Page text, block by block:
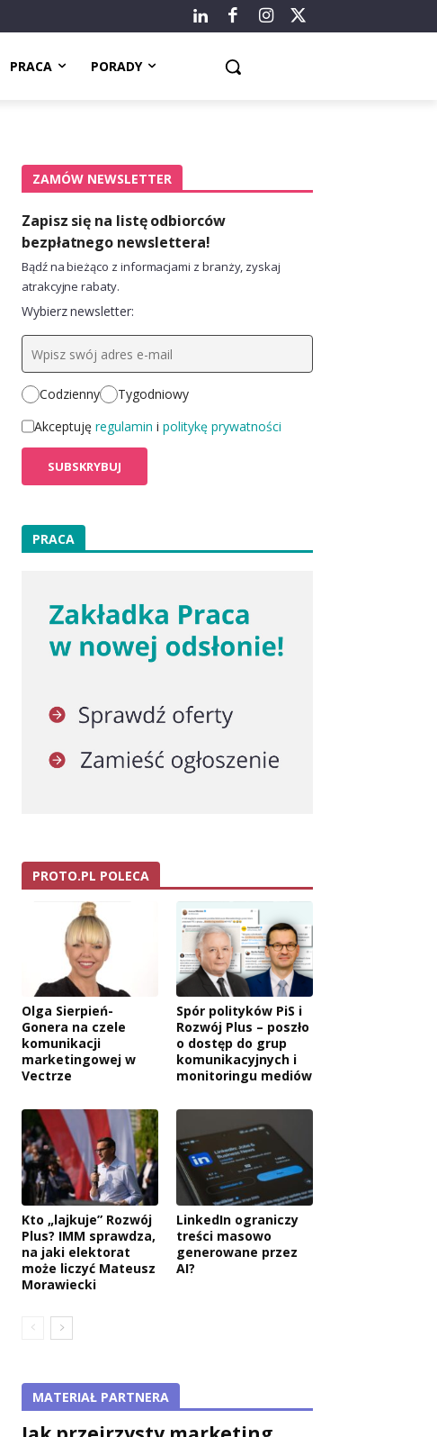
PRACA PORADY
ZAMÓW NEWSLETTER
Zapisz się na listę odbiorców
bezpłatnego newslettera!
Bądź na bieżąco z informacjami z branży, zyskaj
atrakcyjne rabaty.
Wybierz newsletter:
Codzienny
Tygodniowy
Akceptuję regulamin i politykę prywatności
PRACA
PROTO.PL POLECA
Olga Sierpień-
Gonera na czele
komunikacji
marketingowej w
Vectrze
Spór polityków PiS i
Rozwój Plus – poszło
o dostęp do grup
komunikacyjnych i
monitoringu mediów
Kto „lajkuje” Rozwój
Plus? IMM sprawdza,
na jaki elektorat
może liczyć Mateusz
Morawiecki
LinkedIn ograniczy
treści masowo
generowane przez
AI?
MATERIAŁ PARTNERA